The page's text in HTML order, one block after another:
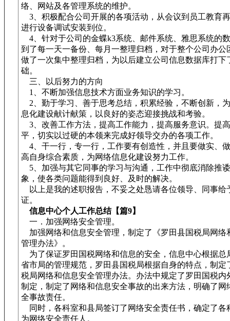
络、网站及各管理系统的维护。
3、积极配合公司开展的各项活动，从会议到员工教育
进行设备调试安装到位。
4、针对于公司的金蝶k3系统、邮件系统、雅思系统的
到了每一天一备份、每月一整理归档，对于整个公司办公
做了一次集中整理归档，为以后建立公司信息数据库打下
础。
三、以后努力的方向
1、不断加强信息技术方面业务知识的学习。
2、勤于学习、善于思考总结，积累经验，不断创新，
息化建设献计献策，以良好的姿态迎接挑战和考验。
3、改善工作方法，提高工作能力，提高服务意识。提
平，切实以过硬的本领来完成好领导交办的各项工作。
4、干一行，专一行，工作要有创造性，并且要做实、
高自身综合素质，为网络信息化建设努力工作。
5、加强与其它同事的学习与沟通，工作中彻底消除推
象，使各类问题能得到良好、及时的解决。
以上是我的述职报告，不妥之处恳请各位领导、同事给
证。
信息中心个人工作总结【篇9】
一．加强网络安全管理。
加强网络和信息安全管理，制定了《罗田县国税局网络
管理办法》。
为了保证罗田国税网络和信息的安全，信息中心根据总
省市局的管理规范，罗田县国税局根据自身的特点，制定
税局网络和信息安全管理办法。办法中规定了罗田国税内
制定，制定了网络和信息安全事故的出来方法，明确了网
全事故责任。
同时，各科室和县局签订了网络安全责任书，确定了各
为网络安全责任人。